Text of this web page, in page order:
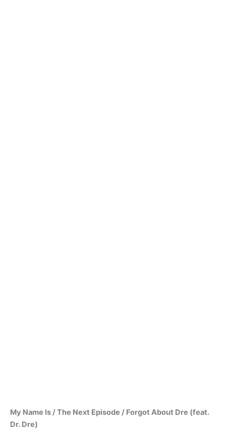
My Name Is / The Next Episode / Forgot About Dre (feat.
Dr. Dre)